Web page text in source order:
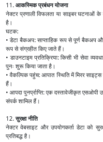
11.आकस्मिक प्रबंधन योजना
नेक्टर प्रणाली विफलता या साइबर घटनाओं के
है।
घटक:
• डेटा बैकअप: साप्ताहिक रूप से पूर्ण बैकअप
रूप से संग्रहीत किए जाते हैं।
• डाउनटाइम प्रतिक्रिया: किसी भी सेवा
पुनः शुरू किया जाता है।
• वैकल्पिक पहुंच: आपात स्थिति में मिरर
हैं।
• आपदा पुनर्प्राप्ति: एक दस्तावेजीकृत
संपर्क शामिल हैं।
12.सुरक्षा नीति
नेक्टर वेबसाइट और उपयोगकर्ता डेटा को
प्रतिबद्ध है।